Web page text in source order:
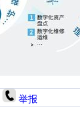
举报